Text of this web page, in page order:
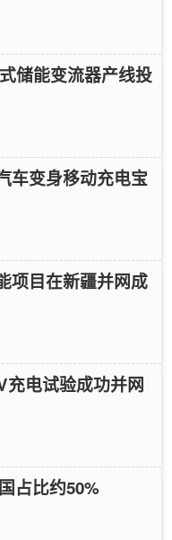
储能变流器产线投
车变身移动充电宝
项目在新疆并网成
充电试验成功并网
占比约50%